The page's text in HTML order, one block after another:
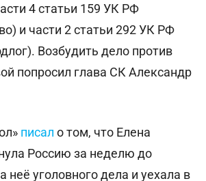
4 статьи 159 УК РФ
и части 2 статьи 292 УК РФ
Возбудить дело против
попросил глава СК Александр
писал о том, что Елена
Россию за неделю до
неё уголовного дела и уехала в